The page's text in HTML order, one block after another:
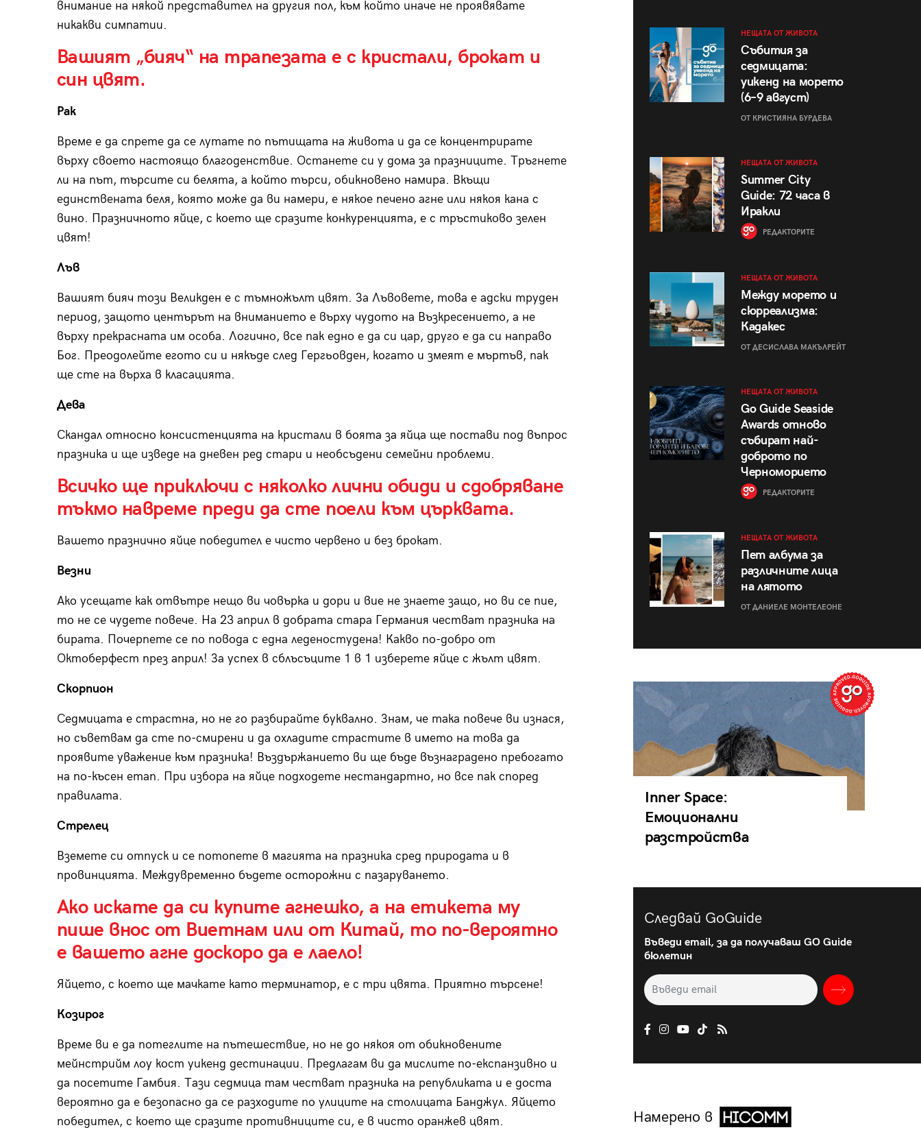
внимание на някой представител на другия пол, към който иначе не проявявате
никакви симпатии.
Вашият „бияч“ на трапезата е с кристали, брокат и
син цвят.
Рак
Време е да спрете да се лутате по пътищата на живота и да се концентрирате
върху своето настоящо благоденствие. Останете си у дома за празниците. Тръгнете
ли на път, търсите си белята, а който търси, обикновено намира. Вкъщи
единствената беля, която може да ви намери, е някое печено агне или някоя кана с
вино. Празничното яйце, с което ще сразите конкуренцията, е с тръстиково зелен
цвят!
Лъв
Вашият бияч този Великден е с тъмножълт цвят. За Лъвовете, това е адски труден
период, защото центърът на вниманието е върху чудото на Възкресението, а не
върху прекрасната им особа. Логично, все пак едно е да си цар, друго е да си направо
Бог. Преодолейте егото си и някъде след Гергьовден, когато и змеят е мъртъв, пак
ще сте на върха в класацията.
Дева
Скандал относно консистенцията на кристали в боята за яйца ще постави под въпрос
празника и ще изведе на дневен ред стари и необсъдени семейни проблеми.
Всичко ще приключи с няколко лични обиди и сдобряване
тъкмо навреме преди да сте поели към църквата.
Вашето празнично яйце победител е чисто червено и без брокат.
Везни
Ако усещате как отвътре нещо ви човърка и дори и вие не знаете защо, но ви се пие,
то не се чудете повече. На 23 април в добрата стара Германия честват празника на
бирата. Почерпете се по повода с една леденостудена! Какво по-добро от
Октоберфест през април! За успех в сблъсъците 1 в 1 изберете яйце с жълт цвят.
Скорпион
Седмицата е страстна, но не го разбирайте буквално. Знам, че така повече ви изнася,
но съветвам да сте по-смирени и да охладите страстите в името на това да
проявите уважение към празника! Въздържанието ви ще бъде възнаградено пребогато
на по-късен етап. При избора на яйце подходете нестандартно, но все пак според
правилата.
Стрелец
Вземете си отпуск и се потопете в магията на празника сред природата и в
провинцията. Междувременно бъдете осторожни с пазаруването.
Ако искате да си купите агнешко, а на етикета му
пише внос от Виетнам или от Китай, то по-вероятно
е вашето агне доскоро да е лаело!
Яйцето, с което ще мачкате като терминатор, е с три цвята. Приятно търсене!
Козирог
Време ви е да потеглите на пътешествие, но не до някоя от обикновените
мейнстрийм лоу кост уикенд дестинации. Предлагам ви да мислите по-експанзивно и
да посетите Гамбия. Тази седмица там честват празника на републиката и е доста
вероятно да е безопасно да се разходите по улиците на столицата Банджул. Яйцето
победител, с което ще сразите противниците си, е в чисто оранжев цвят.
НЕЩАТА ОТ ЖИВОТА
Събития за
седмицата:
уикенд на морето
(6–9 август)
ОТ КРИСТИЯНА БУРДЕВА
НЕЩАТА ОТ ЖИВОТА
Summer City
Guide: 72 часа в
Иракли
РЕДАКТОРИТЕ
НЕЩАТА ОТ ЖИВОТА
Между морето и
сюрреализма:
Кадакес
ОТ ДЕСИСЛАВА МАКЪЛРЕЙТ
НЕЩАТА ОТ ЖИВОТА
Go Guide Seaside
Awards отново
събират най-
доброто по
Черноморието
РЕДАКТОРИТЕ
НЕЩАТА ОТ ЖИВОТА
Пет албума за
различните лица
на лятото
ОТ ДАНИЕЛЕ МОНТЕЛЕОНЕ
Inner Space:
Емоционални
разстройства
Следвай GoGuide
Въведи email, за да получаваш GO Guide
бюлетин
Намерено в